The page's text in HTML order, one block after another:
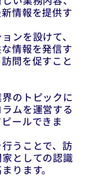
情報を提供す
ンを設けて、
情報を発信す
問を促すこと
のトピックに
ムを運営する
ールできま
うことで、訪
としての認識
ります。